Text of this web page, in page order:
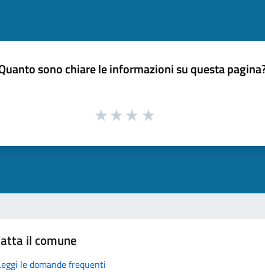
sono chiare le informazioni su questa
il comune
le domande frequenti